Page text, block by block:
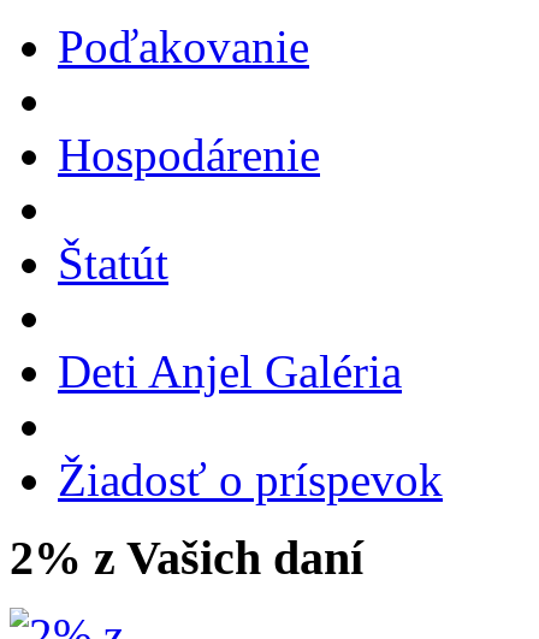
Poďakovanie
Hospodárenie
Štatút
Deti Anjel Galéria
Žiadosť o príspevok
2% z Vašich daní